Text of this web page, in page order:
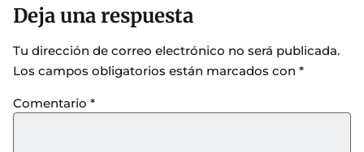
Deja una respuesta
Tu dirección de correo electrónico no será publicada.
Los campos obligatorios están marcados con *
Comentario *